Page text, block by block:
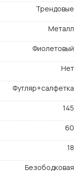
Трендовые
Металл
Фиолетовый
Нет
Футляр+салфетка
145
60
18
Безободковая